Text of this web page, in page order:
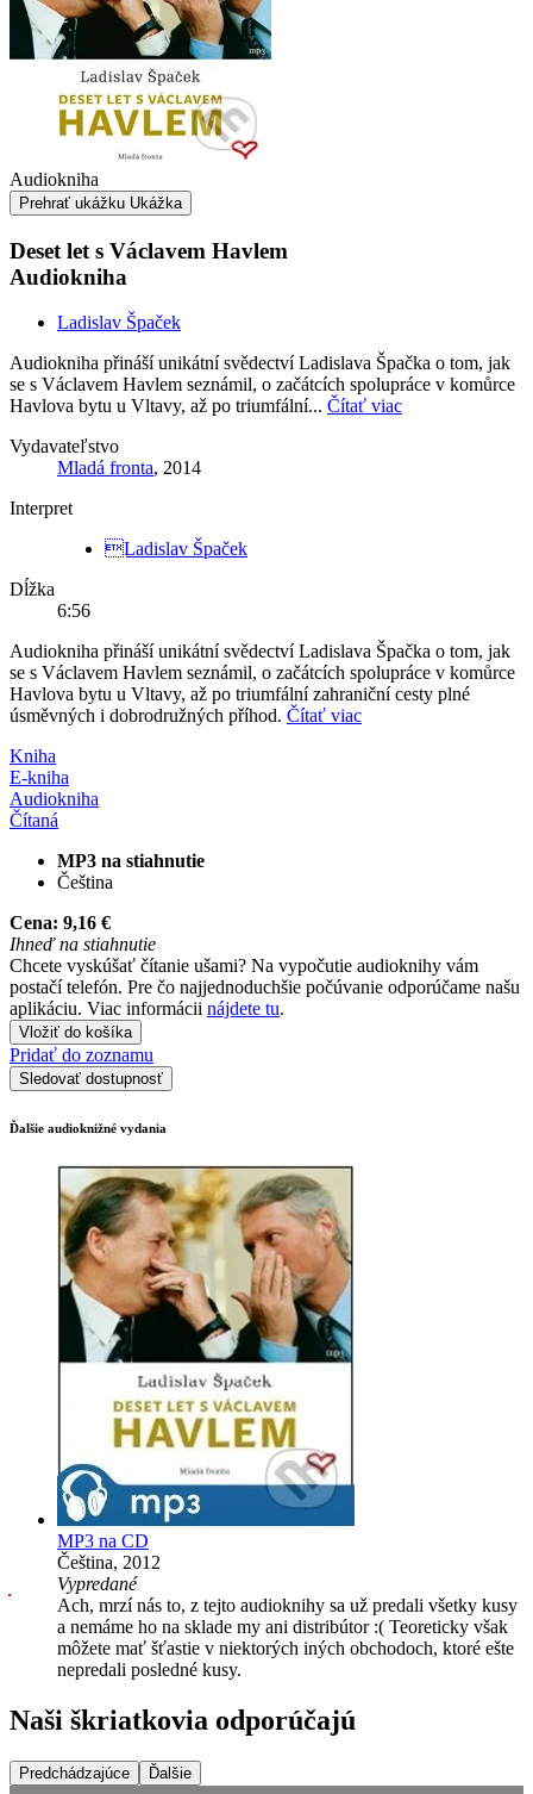
Audiokniha
Prehrať ukážku Ukážka
Deset let s Václavem Havlem
Audiokniha
Ladislav Špaček
Audiokniha přináší unikátní svědectví Ladislava Špačka o tom, jak
se s Václavem Havlem seznámil, o začátcích spolupráce v komůrce
Havlova bytu u Vltavy, až po triumfální... Čítať viac
Vydavateľstvo
Mladá fronta, 2014
Interpret
Ladislav Špaček
Dĺžka
6:56
Audiokniha přináší unikátní svědectví Ladislava Špačka o tom, jak
se s Václavem Havlem seznámil, o začátcích spolupráce v komůrce
Havlova bytu u Vltavy, až po triumfální zahraniční cesty plné
úsměvných i dobrodružných příhod. Čítať viac
Kniha
E-kniha
Audiokniha
Čítaná
MP3 na stiahnutie
Čeština
Cena: 9,16 €
Ihneď na stiahnutie
Chcete vyskúšať čítanie ušami? Na vypočutie audioknihy vám
postačí telefón. Pre čo najjednoduchšie počúvanie odporúčame našu
aplikáciu. Viac informácii nájdete tu.
Vložiť do košíka
Pridať do zoznamu
Sledovať dostupnosť
Ďalšie audioknižné vydania
MP3 na CD
Čeština, 2012
Vypredané
Ach, mrzí nás to, z tejto audioknihy sa už predali všetky kusy
a nemáme ho na sklade my ani distribútor :( Teoreticky však
môžete mať šťastie v niektorých iných obchodoch, ktoré ešte
nepredali posledné kusy.
Naši škriatkovia odporúčajú
Predchádzajúce Ďalšie